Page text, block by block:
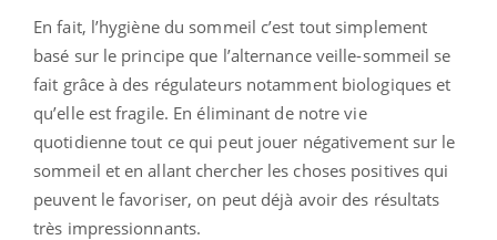
En fait, l’hygiène du sommeil c’est tout simplement
basé sur le principe que l’alternance veille-sommeil se
fait grâce à des régulateurs notamment biologiques et
qu’elle est fragile. En éliminant de notre vie
quotidienne tout ce qui peut jouer négativement sur le
sommeil et en allant chercher les choses positives qui
peuvent le favoriser, on peut déjà avoir des résultats
très impressionnants.